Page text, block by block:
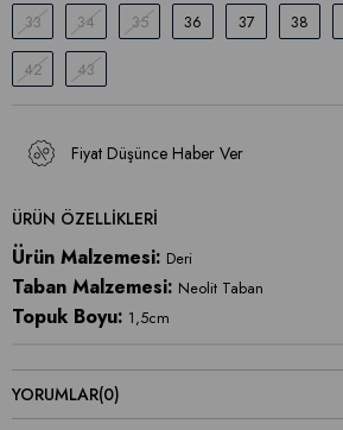
33 34 35 36 37 38
42 43
Fiyat Düşünce Haber Ver
ÜRÜN ÖZELLIKLERI
Ürün Malzemesi: Deri
Taban Malzemesi: Neolit Taban
Topuk Boyu: 1,5cm
YORUMLAR(0)